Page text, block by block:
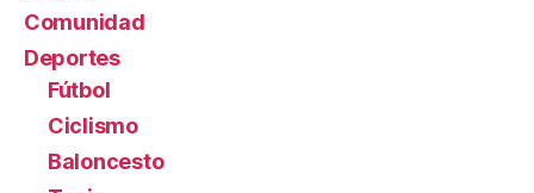
Comunidad
Deportes
Fútbol
Ciclismo
Baloncesto